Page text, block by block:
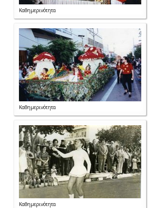
Καθημερινότητα
Καθημερινότητα
Καθημερινότητα